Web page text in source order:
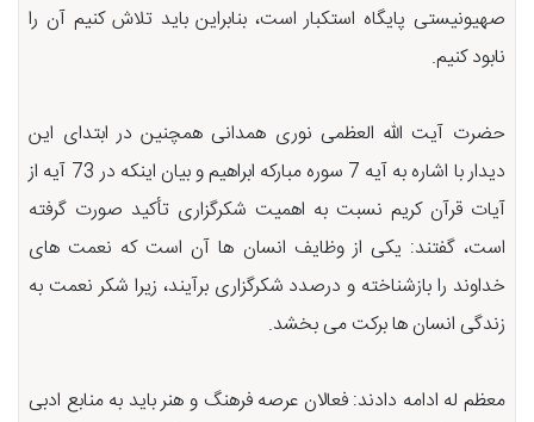
صهیونیستی پایگاه استکبار است، بنابراین باید تلاش کنیم آن را
نابود کنیم.
حضرت آیت الله العظمی نوری همدانی همچنین در ابتدای این
دیدار با اشاره به آیه 7 سوره مبارکه ابراهیم و بیان اینکه در 73 آیه از
آیات قرآن کریم نسبت به اهمیت شکرگزاری تأکید صورت گرفته
است، گفتند: یکی از وظایف انسان ها آن است که نعمت های
خداوند را بازشناخته و درصدد شکرگزاری برآیند، زیرا شکر نعمت به
زندگی انسان ها برکت می بخشد.
معظم له ادامه دادند: فعالان عرصه فرهنگ و هنر باید به منابع ادبی